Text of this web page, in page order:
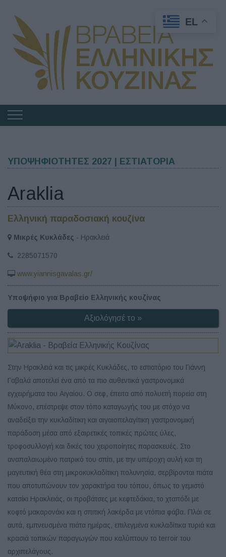
Πλοήγηση
Ελληνικής
ΥΠΟΨΗΦΙΟΤΗΤΕΣ 2027 | ΕΣΤΙΑΤΟΡΙΑ
Araklia
Ελληνική παραδοσιακή κουζίνα
Μικρές Κυκλάδες - Ηρακλειά
2285071570
www.yiannisgavalas.gr/
Υποψήφιο για Βραβείο Ελληνικής κουζίνας
Αξιολόγησέ το »
Στην Ηρακλειά και τις μικρές Κυκλάδες, το εστιατόριο του Γιάννη
Γαβαλά αποτελεί ένα από τα πιο αυθεντικά γαστρονομικά
εγχειρήματα του Αιγαίου. Ο σεφ, έπειτα από πολυετή πορεία στη
Μύκονο, επέστρεψε στον τόπο καταγωγής του με στόχο να
αναδείξει την κυκλαδίτικη και αιγαιοπελαγίτικη γαστρονομική
παράδοση μέσα από εξαιρετικές τοπικές πρώτες ύλες,
τροφοσυλλογή και δικές του χειροποίητες παρασκευές. Στο
αναπαλαιωμένο πατρικό του σπίτι, με την υπέροχη αυλή και τη
μαγευτική θέα στη μικροκυκλαδίτικη πολυνησία, σερβίρονται πιάτα
που αποτυπώνουν τον χαρακτήρα του τόπου, όπως το γεμιστό
κατσίκι Ηρακλειάς, οι προβάτσες με κεφτεδάκια, το χταπόδι με
κοφτό μακαρονάκι και η σπιτική λακέρδα με ντόπια φάβα. Πλάι σε
αυτά, εμπνευσμένα πιάτα ημέρας, επιλεγμένα κυκλαδίτικα τυριά και
κρασιά τοπικών παραγωγών που καλύπτουν το terroir του
αρχιπελάγους.
EL